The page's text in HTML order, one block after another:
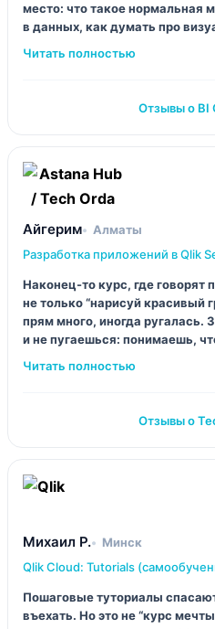
место: что такое нормальная
в данных, как думать про
уставший и довольный. Для
больно, честно.
Отзывы о BI
Айгерим
Алматы
Разработка приложений в Qlik
Наконец-то курс, где говорят
не только “нарисуй красивый
прям много, иногда ругалась.
и не пугаешься: понимаешь,
что вторым, и почему оно
Отзывы о
Михаил Р.
Минск
Qlik Cloud: Tutorials
Пошаговые туториалы
въехать. Но это не “курс